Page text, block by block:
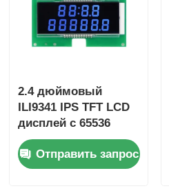
2.4 дюймовый
ILI9341 IPS TFT LCD
дисплей с 65536
цветами и
компактными
размерами
Отправить запрос